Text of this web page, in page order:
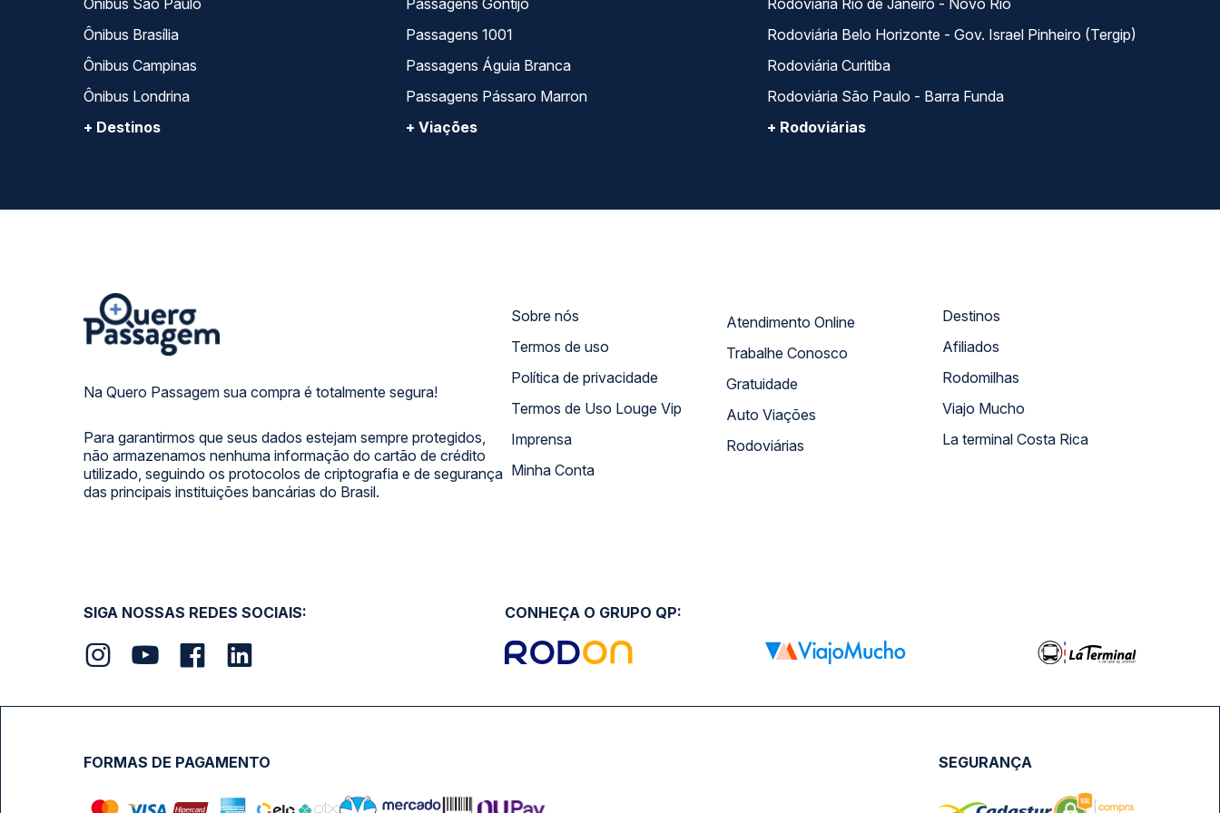
Ônibus São Paulo
Ônibus Brasília
Ônibus Campinas
Ônibus Londrina
+ Destinos
Passagens Gontijo
Passagens 1001
Passagens Águia Branca
Passagens Pássaro Marron
+ Viações
Rodoviária Rio de Janeiro - Novo Rio
Rodoviária Belo Horizonte - Gov. Israel Pinheiro (Tergip)
Rodoviária Curitiba
Rodoviária São Paulo - Barra Funda
+ Rodoviárias
Na Quero Passagem sua compra é totalmente segura!
Para garantirmos que seus dados estejam sempre protegidos,
não armazenamos nenhuma informação do cartão de crédito
utilizado, seguindo os protocolos de criptografia e de segurança
das principais instituições bancárias do Brasil.
Sobre nós
Termos de uso
Política de privacidade
Termos de Uso Louge Vip
Imprensa
Minha Conta
Atendimento Online
Trabalhe Conosco
Gratuidade
Auto Viações
Rodoviárias
Destinos
Afiliados
Rodomilhas
Viajo Mucho
La terminal Costa Rica
SIGA NOSSAS REDES SOCIAIS: CONHEÇA O GRUPO QP:
FORMAS DE PAGAMENTO SEGURANÇA